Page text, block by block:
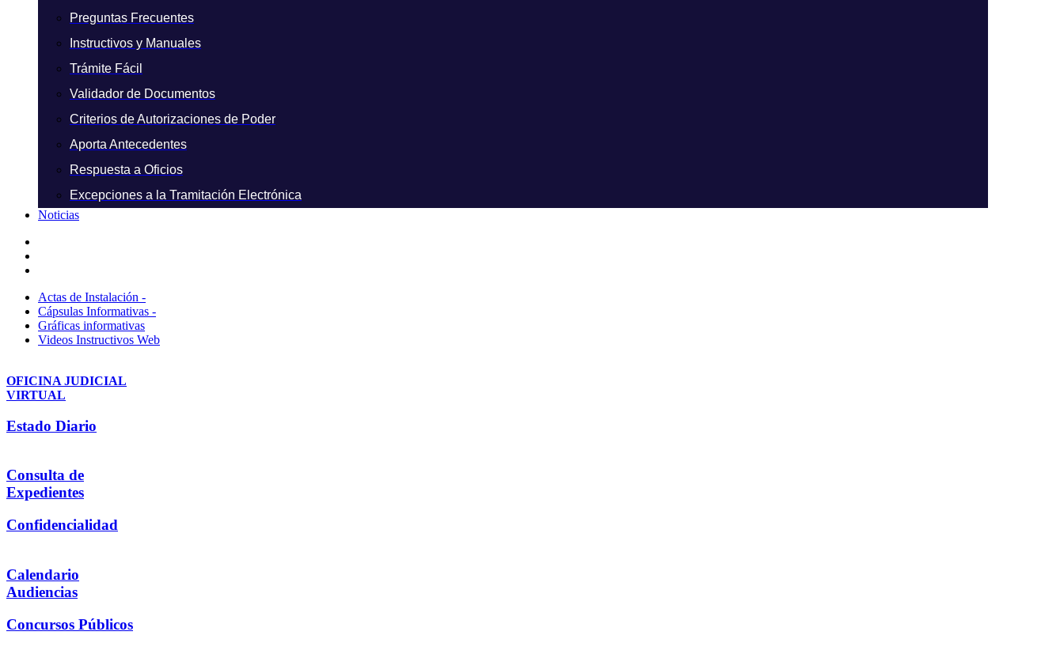
Preguntas Frecuentes
Instructivos y Manuales
Trámite Fácil
Validador de Documentos
Criterios de Autorizaciones de Poder
Aporta Antecedentes
Respuesta a Oficios
Excepciones a la Tramitación Electrónica
Noticias
Actas de Instalación -
Cápsulas Informativas -
Gráficas informativas
Videos Instructivos Web
OFICINA JUDICIAL
VIRTUAL
Estado Diario
Consulta de
Expedientes
Confidencialidad
Calendario
Audiencias
Concursos Públicos